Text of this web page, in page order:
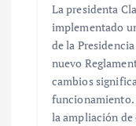
La presidenta
implementado
de la
nuevo
cambios
funcionamiento.
la ampliación de